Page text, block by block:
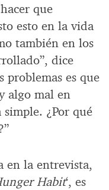
que
esto en la vida
también en los
dice
problemas es que
algo mal en
¿Por qué
en la entrevista,
Habit‘, es